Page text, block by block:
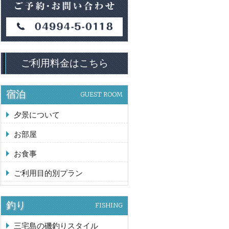
ご利用料金はこちら
宿泊 GUEST ROOM
夕景について
お部屋
お食事
ご利用目的別プラン
釣り FISHING
三宅島の磯釣りスタイル